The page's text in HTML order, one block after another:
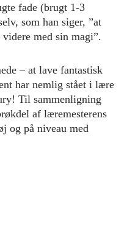
fade (brugt 1-3
som han siger, ”at
med sin magi”.
– at lave fantastisk
har nemlig stået i lære
Til sammenligning
af læremesterens
og på niveau med